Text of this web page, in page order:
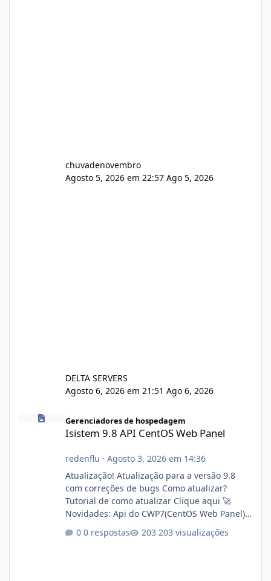
chuvadenovembro
Agosto 5, 2026 em 22:57 Ago 5, 2026
DELTA SERVERS
Agosto 6, 2026 em 21:51 Ago 6, 2026
Isistem 9.8 API CentOS Web Panel
Gerenciadores de hospedagem
Isistem 9.8 API CentOS Web Panel
redenflu · Agosto 3, 2026 em 14:36
Atualização! Atualização para a versão 9.8
com correções de bugs Como atualizar?
Tutorial de como atualizar Clique aqui 🚀
Novidades: Api do CWP7(CentOS Web Panel)
Link publico para consulta de sub.dominio
autorizado a usasr o isistem:
0 respostas 203 visualizações